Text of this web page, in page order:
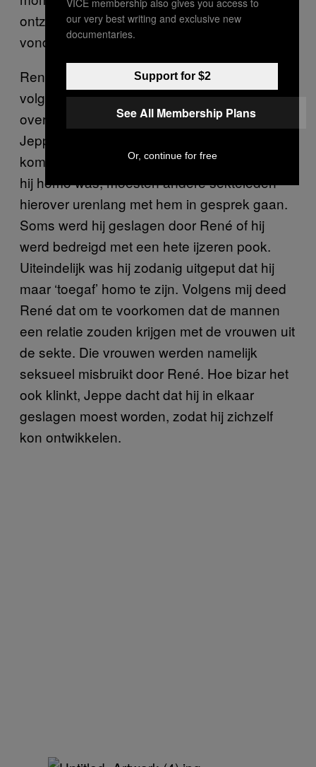
ontzettend gespannen en zenuwachtig. Ik
vond het vreemd.
René had een enorme macht over zijn
volgelingen. Zo heeft hij Jeppe ervan
overtuigd dat hij homoseksueel zou zijn. Dat
Jeppe dat van zichzelf niet aanvaarde, zou
komen door zijn ego. Als Jeppe ontkende dat
hij homo was, moesten andere sekteleden
hierover urenlang met hem in gesprek gaan.
Soms werd hij geslagen door René of hij
werd bedreigd met een hete ijzeren pook.
Uiteindelijk was hij zodanig uitgeput dat hij
maar ‘toegaf’ homo te zijn. Volgens mij deed
René dat om te voorkomen dat de mannen
een relatie zouden krijgen met de vrouwen uit
de sekte. Die vrouwen werden namelijk
seksueel misbruikt door René. Hoe bizar het
ook klinkt, Jeppe dacht dat hij in elkaar
geslagen moest worden, zodat hij zichzelf
kon ontwikkelen.
our very best writing and exclusive new
documentaries.
Support for $2
See All Membership Plans
Or, continue for free